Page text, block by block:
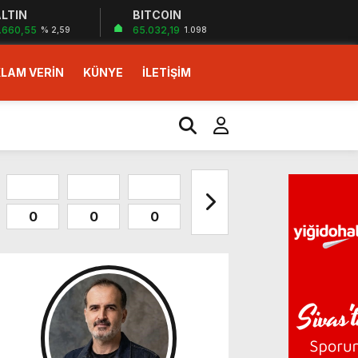
% 2,59
BITCOIN
65.032,19 1.098
VERİN KÜNYE İLETİŞİM
0 0 0